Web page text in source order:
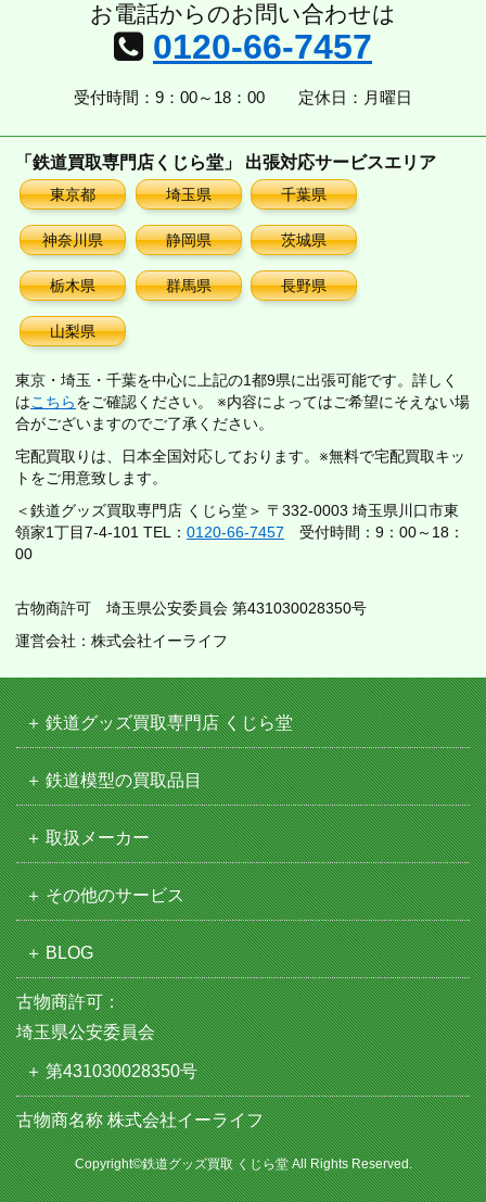
お電話からのお問い合わせは
0120-66-7457
受付時間：9：00～18：00 定休日：月曜日
「鉄道買取専門店くじら堂」 出張対応サービスエリア
東京都 埼玉県 千葉県
神奈川県 静岡県 茨城県
栃木県 群馬県 長野県
山梨県
東京・埼玉・千葉を中心に上記の1都9県に出張可能です。詳しく
はこちらをご確認ください。 ※内容によってはご希望にそえない場
合がございますのでご了承ください。
宅配買取りは、日本全国対応しております。※無料で宅配買取キッ
トをご用意致します。
＜鉄道グッズ買取専門店 くじら堂＞ 〒332-0003 埼玉県川口市東
領家1丁目7-4-101 TEL： 0120-66-7457 受付時間：9：00～18：
00
古物商許可 埼玉県公安委員会 第431030028350号
運営会社：株式会社イーライフ
鉄道グッズ買取専門店 くじら堂
鉄道模型の買取品目
取扱メーカー
その他のサービス
BLOG
古物商許可：
埼玉県公安委員会
第431030028350号
古物商名称 株式会社イーライフ
Copyright©鉄道グッズ買取 くじら堂 All Rights Reserved.